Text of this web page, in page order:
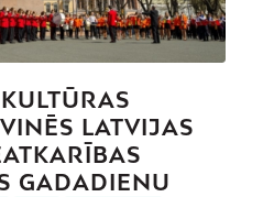
LATVIJAS
GADADIENU